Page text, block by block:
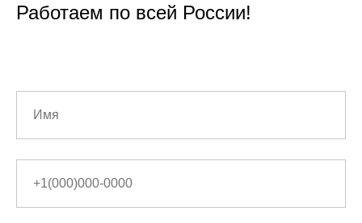
Работаем по всей России!